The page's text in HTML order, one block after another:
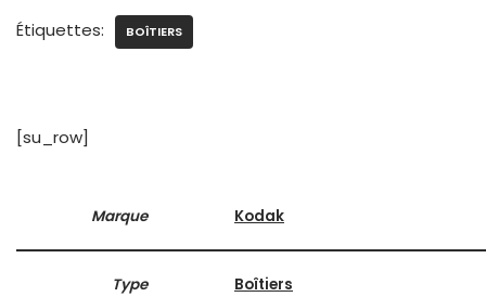
Étiquettes: BOÎTIERS
[su_row]
Marque Kodak
Type Boîtiers